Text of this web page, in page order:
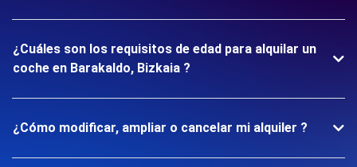
¿Cuáles son los requisitos de edad para alquilar un
coche en Barakaldo, Bizkaia ?
¿Cómo modificar, ampliar o cancelar mi alquiler ?